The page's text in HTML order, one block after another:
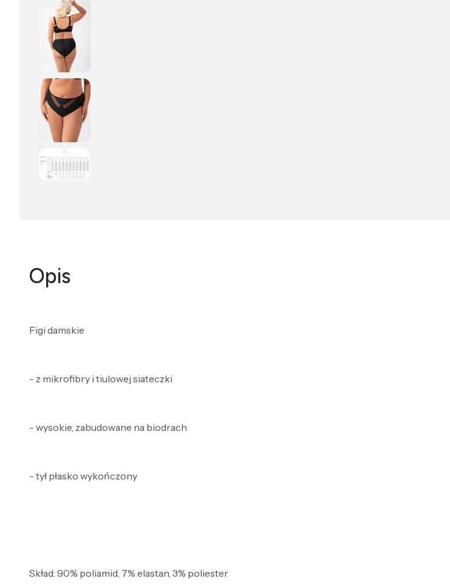
Opis
Figi damskie
- z mikrofibry i tiulowej siateczki
- wysokie, zabudowane na biodrach
- tył płasko wykończony
Skład: 90% poliamid, 7% elastan, 3% poliester